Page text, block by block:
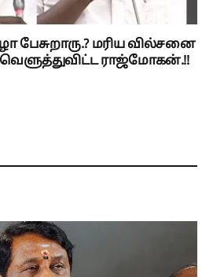
பேசுறாரு.? மரிய வில்சனை
வெளுத்துவிட்ட ராஜ்மோகன்.!!